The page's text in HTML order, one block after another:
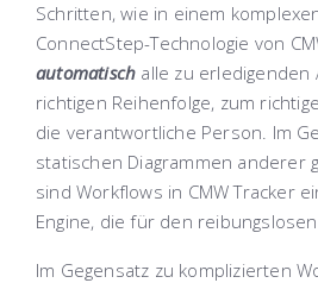
Schritten, wie in einem
ConnectStep-Technologie von
automatisch alle zu erledigenden
richtigen Reihenfolge, zum
die verantwortliche Person. Im
statischen Diagrammen anderer
sind Workflows in CMW Tracker
Engine, die für den
Im Gegensatz zu komplizierten